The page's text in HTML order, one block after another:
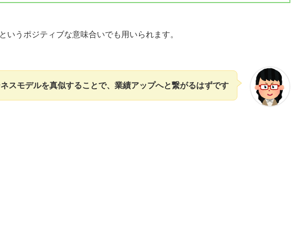
いうポジティブな意味合いでも用いられます。
ネスモデルを真似することで、業績アップへと繋がるはずです